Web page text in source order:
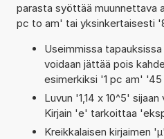
parasta syöttää muunnettava
pc to am' tai yksinkertaisesti
Useimmissa
voidaan jättää pois
esimerkiksi '1 pc am'
Luvun '1,14 x 10^5'
Kirjain 'e' tarkoittaa
Kreikkalaisen kirjaimen